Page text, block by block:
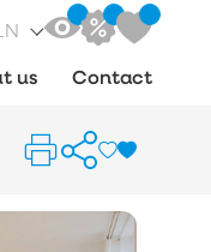
us Contact